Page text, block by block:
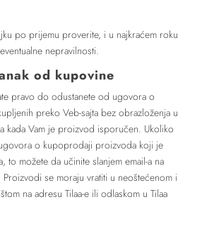
po prijemu proverite, i u najkraćem roku
nepravilnosti.
od kupovine
pravo do odustanete od ugovora o
preko Veb-sajta bez obrazloženja u
kada Vam je proizvod isporučen. Ukoliko
o kupoprodaji proizvoda koji je
to možete da učinite slanjem email-a na
Proizvodi se moraju vratiti u neoštećenom i
na adresu Tilaa-e ili odlaskom u Tilaa